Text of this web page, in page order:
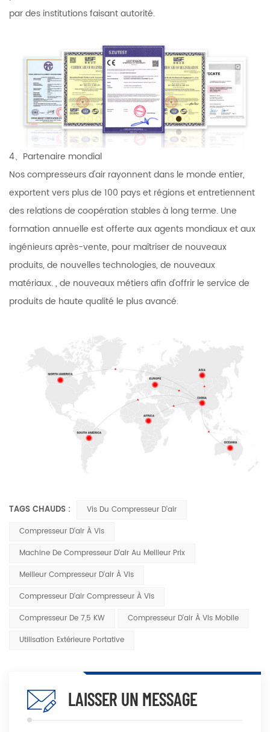
par des institutions faisant autorité.
4、Partenaire mondial
Nos compresseurs d'air rayonnent dans le monde entier,
exportent vers plus de 100 pays et régions et entretiennent
des relations de coopération stables à long terme. Une
formation annuelle est offerte aux agents mondiaux et aux
ingénieurs après-vente, pour maîtriser de nouveaux
produits, de nouvelles technologies, de nouveaux
matériaux. , de nouveaux métiers afin d'offrir le service de
produits de haute qualité le plus avancé.
TAGS CHAUDS :
Vis Du Compresseur D'air
Compresseur D'air À Vis
Machine De Compresseur D'air Au Meilleur Prix
Meilleur Compresseur D'air À Vis
Compresseur D'air Compresseur À Vis
Compresseur De 7,5 KW
Compresseur D'air À Vis Mobile
Utilisation Extérieure Portative
LAISSER UN MESSAGE